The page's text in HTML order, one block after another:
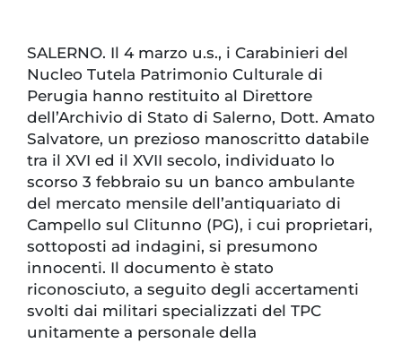
SALERNO. Il 4 marzo u.s., i Carabinieri del
Nucleo Tutela Patrimonio Culturale di
Perugia hanno restituito al Direttore
dell’Archivio di Stato di Salerno, Dott. Amato
Salvatore, un prezioso manoscritto databile
tra il XVI ed il XVII secolo, individuato lo
scorso 3 febbraio su un banco ambulante
del mercato mensile dell’antiquariato di
Campello sul Clitunno (PG), i cui proprietari,
sottoposti ad indagini, si presumono
innocenti. Il documento è stato
riconosciuto, a seguito degli accertamenti
svolti dai militari specializzati del TPC
unitamente a personale della